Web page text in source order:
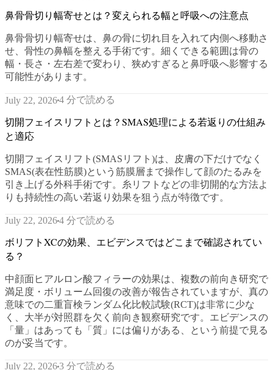
鼻骨骨切り幅寄せとは？変えられる幅と呼吸への注意点
鼻骨骨切り幅寄せは、鼻の骨に切れ目を入れて内側へ移動さ
せ、骨性の鼻幅を整える手術です。細くできる範囲は骨の
幅・長さ・左右差で変わり、狭めすぎると鼻呼吸へ影響する
可能性があります。
July 22, 20264 分で読める
切開フェイスリフトとは？SMAS処理による若返りの仕組み
と適応
切開フェイスリフト(SMASリフト)は、皮膚の下だけでなく
SMAS(表在性筋膜)という筋膜層まで操作して顔のたるみを
引き上げる外科手術です。糸リフトなどの非切開的な方法よ
りも持続性の高い若返り効果を狙う点が特徴です。
July 22, 20264 分で読める
ボリフトXCの効果、エビデンスではどこまで確認されてい
る？
中顔面ヒアルロン酸フィラーの効果は、複数の前向き研究で
満足度・ボリューム回復の改善が報告されていますが、真の
意味での二重盲検ランダム化比較試験(RCT)は非常に少な
く、大半が対照群を欠く前向き観察研究です。エビデンスの
「量」はあっても「質」には偏りがある、という前提で見る
のが妥当です。
July 22, 20263 分で読める